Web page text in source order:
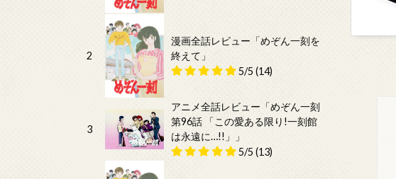
2
漫画全話レビュー「めぞん一刻を
終えて」
5/5 (14)
3
アニメ全話レビュー「めぞん一刻
第96話 「この愛ある限り!一刻館
は永遠に…!!」」
5/5 (13)